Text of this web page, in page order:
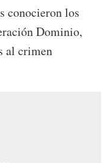
conocieron los
Dominio,
al crimen